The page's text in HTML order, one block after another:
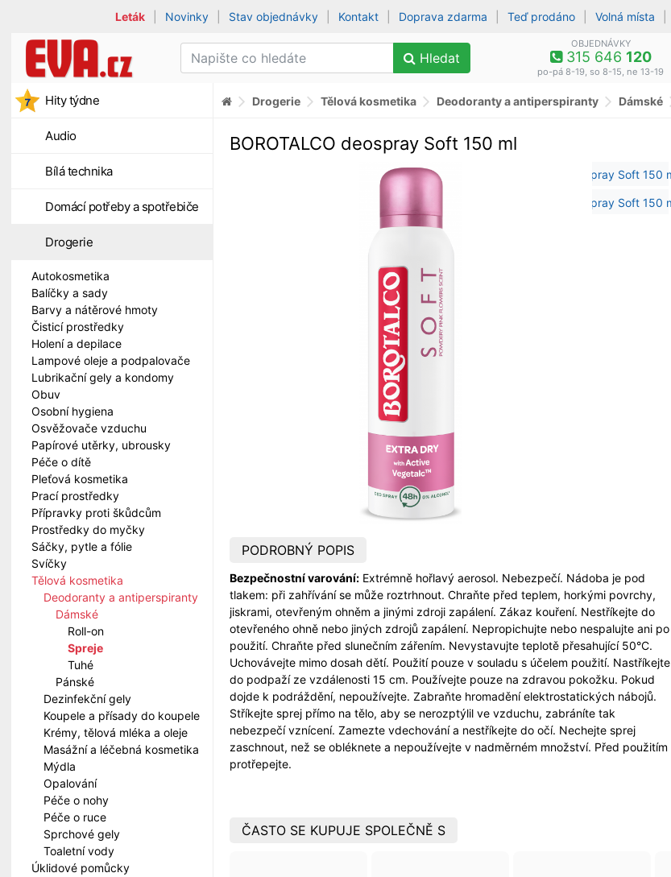
Leták Novinky Stav objednávky Kontakt Doprava zdarma Teď prodáno Volná místa
Hledat
OBJEDNÁVKY
315 646 120
po-pá 8-19, so 8-15, ne 13-19
Hity týdne
Audio
Bílá technika
Domácí potřeby a spotřebiče
Drogerie
Autokosmetika
Balíčky a sady
Barvy a nátěrové hmoty
Čisticí prostředky
Holení a depilace
Lampové oleje a podpalovače
Lubrikační gely a kondomy
Obuv
Osobní hygiena
Osvěžovače vzduchu
Papírové utěrky, ubrousky
Péče o dítě
Pleťová kosmetika
Prací prostředky
Přípravky proti škůdcům
Prostředky do myčky
Sáčky, pytle a fólie
Svíčky
Tělová kosmetika
Deodoranty a antiperspiranty
Dámské
Roll-on
Spreje
Tuhé
Pánské
Dezinfekční gely
Koupele a přísady do koupele
Krémy, tělová mléka a oleje
Masážní a léčebná kosmetika
Mýdla
Opalování
Péče o nohy
Péče o ruce
Sprchové gely
Toaletní vody
Úklidové pomůcky
Drogerie Tělová kosmetika Deodoranty a antiperspiranty Dámské
BOROTALCO deospray Soft 150 ml
PODROBNÝ POPIS
Bezpečnostní varování: Extrémně hořlavý aerosol. Nebezpečí. Nádoba je pod
tlakem: při zahřívání se může roztrhnout. Chraňte před teplem, horkými povrchy,
jiskrami, otevřeným ohněm a jinými zdroji zapálení. Zákaz kouření. Nestříkejte do
otevřeného ohně nebo jiných zdrojů zapálení. Nepropichujte nebo nespalujte ani po
použití. Chraňte před slunečním zářením. Nevystavujte teplotě přesahující 50°C.
Uchovávejte mimo dosah dětí. Použití pouze v souladu s účelem použití. Nastříkejte
do podpaží ze vzdálenosti 15 cm. Používejte pouze na zdravou pokožku. Pokud
dojde k podráždění, nepoužívejte. Zabraňte hromadění elektrostatických nábojů.
Stříkejte sprej přímo na tělo, aby se nerozptýlil ve vzduchu, zabráníte tak
nebezpečí vznícení. Zamezte vdechování a nestříkejte do očí. Nechejte sprej
zaschnout, než se obléknete a nepoužívejte v nadměrném množství. Před použitím
protřepejte.
ČASTO SE KUPUJE SPOLEČNĚ S